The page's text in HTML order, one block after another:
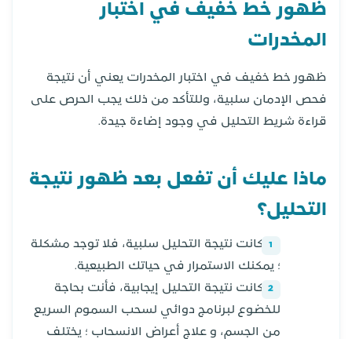
ظهور خط خفيف في اختبار
المخدرات
ظهور خط خفيف في اختبار المخدرات يعني أن نتيجة
فحص الإدمان سلبية، وللتأكد من ذلك يجب الحرص على
قراءة شريط التحليل في وجود إضاءة جيدة.
ماذا عليك أن تفعل بعد ظهور نتيجة
التحليل؟
إذا كانت نتيجة التحليل سلبية، فلا توجد مشكلة
؛ يمكنك الاستمرار في حياتك الطبيعية.
إذا كانت نتيجة التحليل إيجابية، فأنت بحاجة
للخضوع لبرنامج دوائي لسحب السموم السريع
من الجسم، و علاج أعراض الانسحاب ؛ يختلف